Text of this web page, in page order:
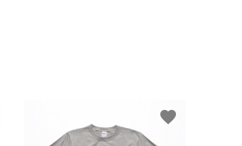
favorite